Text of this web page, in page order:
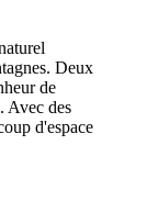
Deux
de
Avec des
d'espace